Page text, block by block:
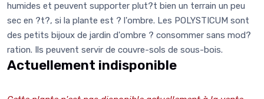
humides et peuvent supporter plut?t bien un terrain un peu
sec en ?t?, si la plante est ? l'ombre. Les POLYSTICUM sont
des petits bijoux de jardin d'ombre ? consommer sans mod?
ration. Ils peuvent servir de couvre-sols de sous-bois.
Actuellement indisponible